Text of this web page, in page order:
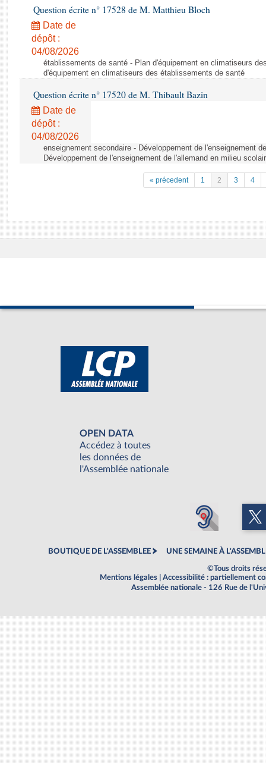
Question écrite n° 17528 de M. Matthieu Bloch
Date de
dépôt :
04/08/2026
établissements de santé - Plan d'équipement en climatiseurs
d'équipement en climatiseurs des établissements de santé
Question écrite n° 17520 de M. Thibault Bazin
Date de
dépôt :
04/08/2026
enseignement secondaire - Développement de l'enseignement
Développement de l'enseignement de l'allemand en milieu
« précedent 1 2 3 4
OPEN DATA
Accédez à toutes
les données de
l'Assemblée nationale
BOUTIQUE DE L'ASSEMBLEE UNE SEMAINE À
©Tous droits
Mentions légales
Accessibilité : partiellement
Assemblée nationale - 126 Rue de